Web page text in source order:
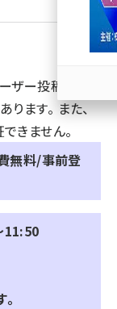
ー投稿のた
ます。 また、
きません。
無料/事前登
11:50